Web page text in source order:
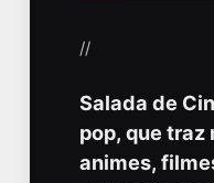
//
Salada de
pop, que
animes,